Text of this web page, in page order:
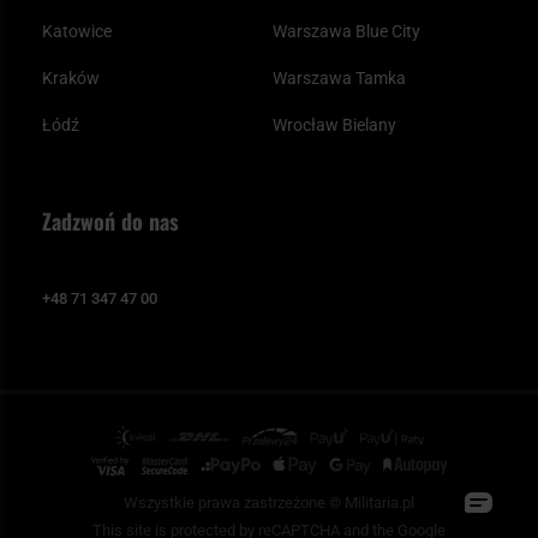
Katowice
Kraków
Łódź
Warszawa Blue City
Warszawa Tamka
Wrocław Bielany
Zadzwoń do nas
+48 71 347 47 00
Wszystkie prawa zastrzeżone © Militaria.pl
This site is protected by reCAPTCHA and the Google